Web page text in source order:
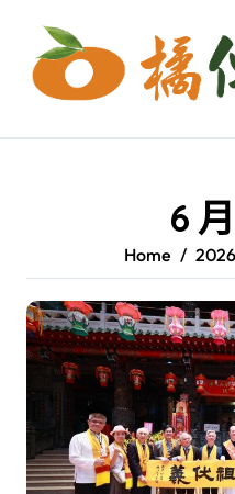
content
6
Home 2026